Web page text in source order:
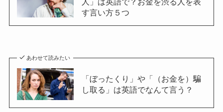
す言い方５つ
あわせて読みたい
「ぼったくり」や「（お金を）騙
し取る」は英語でなんて言う？